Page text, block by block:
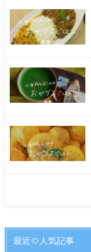
最近の人気記事